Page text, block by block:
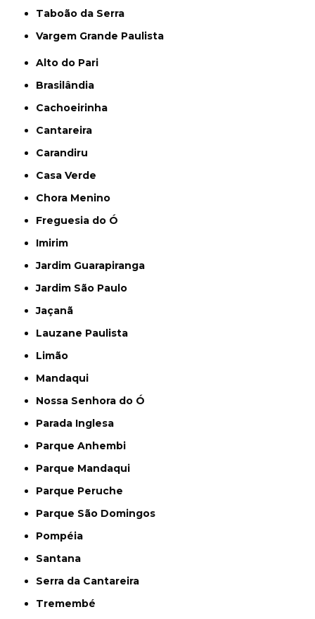
Taboão da Serra
Vargem Grande Paulista
Alto do Pari
Brasilândia
Cachoeirinha
Cantareira
Carandiru
Casa Verde
Chora Menino
Freguesia do Ó
Imirim
Jardim Guarapiranga
Jardim São Paulo
Jaçanã
Lauzane Paulista
Limão
Mandaqui
Nossa Senhora do Ó
Parada Inglesa
Parque Anhembi
Parque Mandaqui
Parque Peruche
Parque São Domingos
Pompéia
Santana
Serra da Cantareira
Tremembé